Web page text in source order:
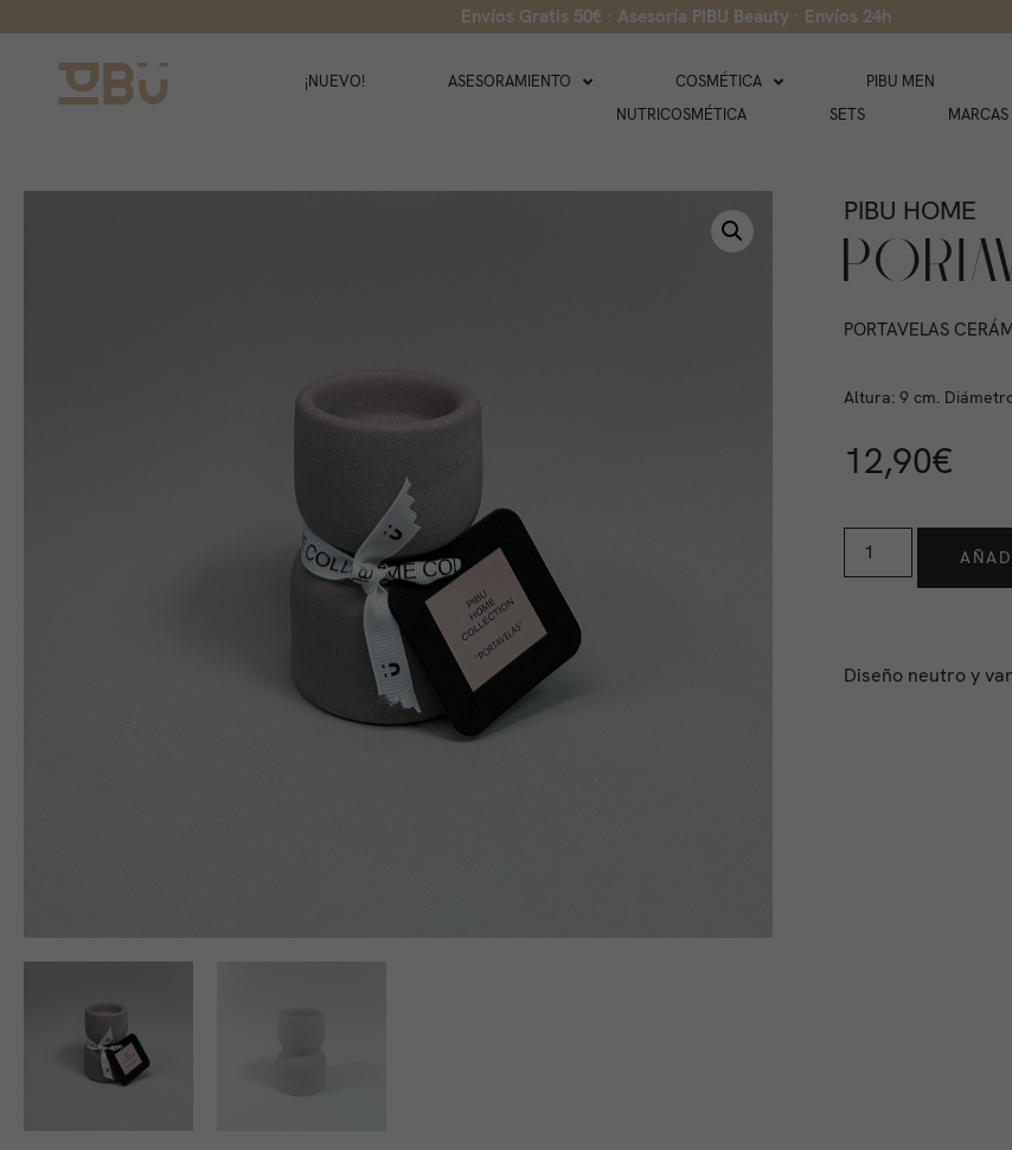
Envíos Gratis 50€ · Asesoría PIBU Beauty · Envíos 24h
¡NUEVO! ASESORAMIENTO COSMÉTICA PIBU MEN
NUTRICOSMÉTICA
SETS MARCAS
PIBU HOME
PORTAVELAS
Altura: 9 cm.
12,90€
Diseño neutro y